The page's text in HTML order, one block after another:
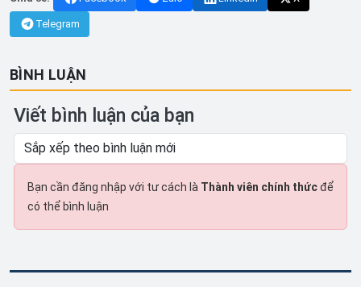
Telegram
BÌNH LUẬN
Viết bình luận của bạn
Bạn cần đăng nhập với tư cách là Thành viên chính thứcđể
có thể bình luận